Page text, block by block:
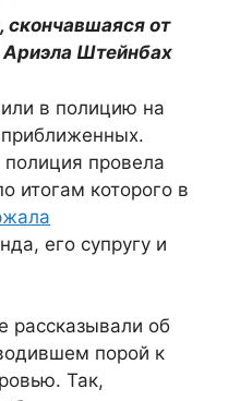
от
Штейнбах
в полицию на
провела
итогам которого в
его супругу и
рассказывали об
порой к
Так,